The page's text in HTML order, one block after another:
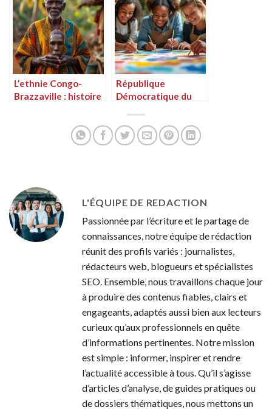
nouvelle vie en
Turquie
L’ethnie Congo-
Brazzaville : histoire
République
Démocratique du
stigmatisation des
personnes en
artistiques
L'ÉQUIPE DE REDACTION
Passionnée par l’écriture et le partage de
connaissances, notre équipe de rédaction
réunit des profils variés : journalistes,
rédacteurs web, blogueurs et spécialistes
SEO. Ensemble, nous travaillons chaque jour
à produire des contenus fiables, clairs et
engageants, adaptés aussi bien aux lecteurs
curieux qu’aux professionnels en quête
d’informations pertinentes. Notre mission
est simple : informer, inspirer et rendre
l’actualité accessible à tous. Qu’il s’agisse
d’articles d’analyse, de guides pratiques ou
de dossiers thématiques, nous mettons un